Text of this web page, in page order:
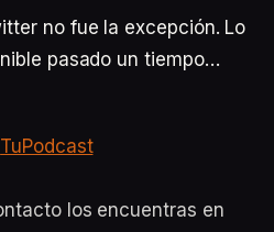
no fue la excepción. Lo
pasado un tiempo…
TuPodcast
los encuentras en